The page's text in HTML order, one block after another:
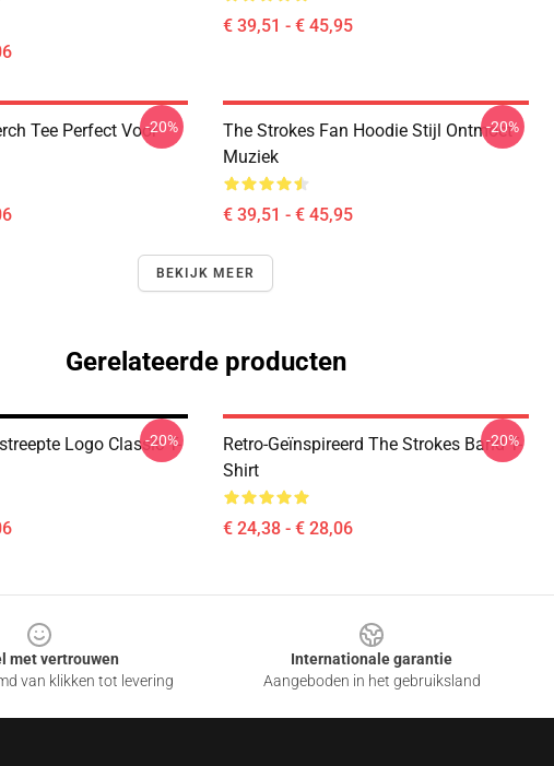
€ 39,51 - € 45,95
Tee Perfect Voor-20%
The Strokes Fan Hoodie Stijl Ontmoet
Muziek
€ 39,51 - € 45,95
-20%
BEKIJK MEER
Gerelateerde producten
Logo Classic T-
-20%
Retro-Geïnspireerd The Strokes Band T-
Shirt
€ 24,38 - € 28,06
-20%
met vertrouwen
van klikken tot levering
Internationale garantie
Aangeboden in het gebruiksland